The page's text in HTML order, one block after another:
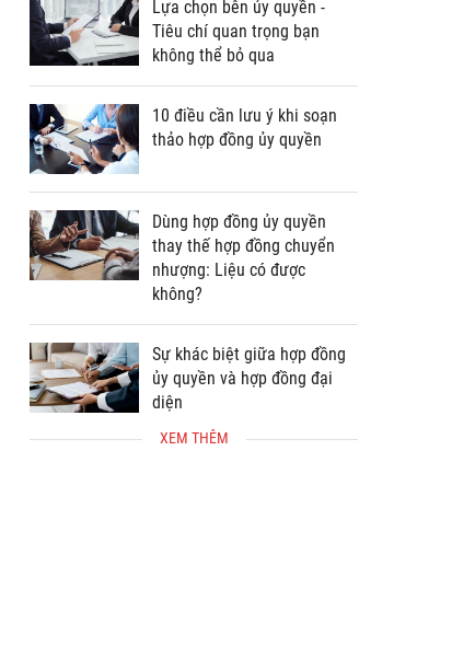
Lựa chọn bên ủy quyền -
Tiêu chí quan trọng bạn
không thể bỏ qua
10 điều cần lưu ý khi soạn
thảo hợp đồng ủy quyền
Dùng hợp đồng ủy quyền
thay thế hợp đồng chuyển
nhượng: Liệu có được
không?
Sự khác biệt giữa hợp đồng
ủy quyền và hợp đồng đại
diện
XEM THÊM